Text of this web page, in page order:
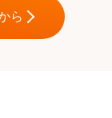
ら